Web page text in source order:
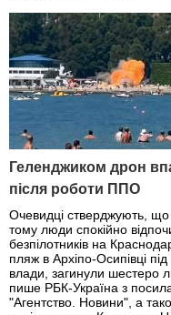
Геленджиком дрон
після роботи ППО
Очевидці стверджують,
тому люди спокійно
безпілотників на
пляж в Архіпо-Осипівці
влади, загинули шестеро
пише РБК-Україна з
"Агентство. Новини", а